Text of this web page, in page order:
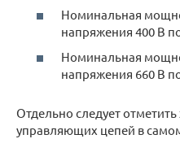
Номинальная
напряжения 400 В
Номинальная
напряжения 660 В
Отдельно следует
управляющих цепей в